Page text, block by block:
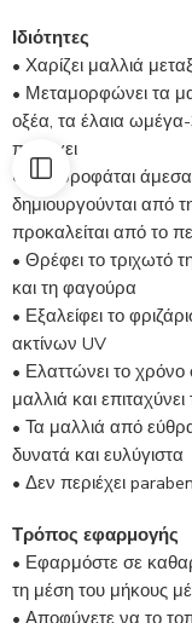
Ιδιότητες
• Χαρίζει μαλλιά
• Μεταμορφώνει τα
οξέα, τα έλαια ωμέγα-
περιέχει
• Απορροφάται άμεσα
δημιουργούνται από
προκαλείται από το
• Θρέφει το τριχωτό
και τη φαγούρα
• Εξαλείφει το
ακτίνων UV
• Ελαττώνει το
μαλλιά και
• Τα μαλλιά από
δυνατά και ευλύγιστα
• Δεν περιέχει paraben
Τρόπος εφαρμογής
• Εφαρμόστε σε
τη μέση του μήκους